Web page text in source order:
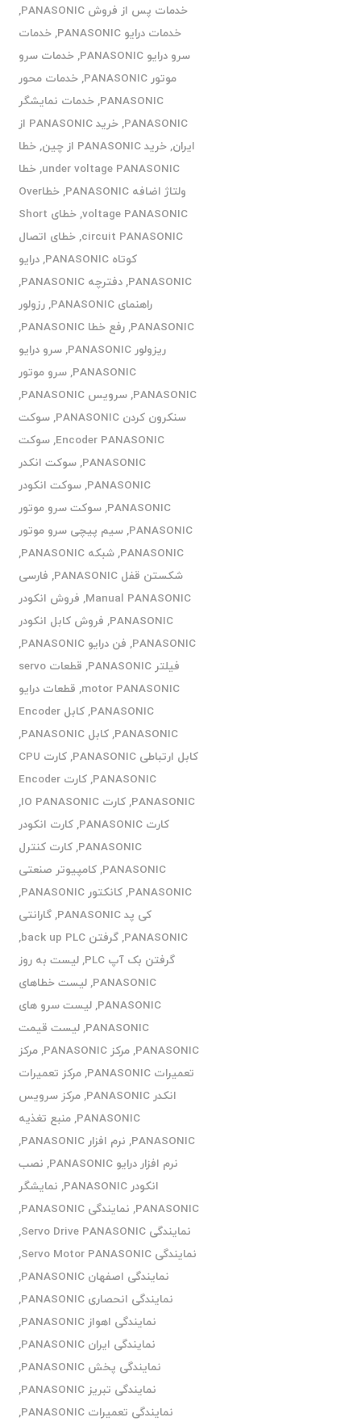
خدمات پس از فروش PANASONIC
,
خدمات درایو PANASONIC
,خدمات
سرو درایو PANASONIC
,خدمات سرو
موتور PANASONIC
,خدمات محور
PANASONIC
,خدمات نمایشگر
PANASONIC
,
خرید PANASONIC از
ایران,خرید PANASONIC از چین ,خطا
under voltage PANASONIC
,خطا
ولتاژ اضافه PANASONIC
,
خطاOver
voltage PANASONIC
,
خطای Short
circuit PANASONIC
,خطای اتصال
کوتاه PANASONIC
,درایو
PANASONIC
,دفترچه PANASONIC
,
راهنمای PANASONIC
,رزولور
PANASONIC
,رفع خطا PANASONIC
,
ریزولور PANASONIC
,سرو درایو
PANASONIC
,سرو موتور
PANASONIC
,سرویس PANASONIC
,
سنکرون کردن PANASONIC
,سوکت
Encoder PANASONIC
,سوکت
PANASONIC
,سوکت انکدر
PANASONIC
,سوکت انکودر
PANASONIC
,سوکت سرو موتور
PANASONIC
,سیم پیچی سرو موتور
PANASONIC
,شبکه PANASONIC
,
شکستن قفل PANASONIC
, فارسی
Manual PANASONIC
, فروش انکودر
PANASONIC
, فروش کابل انکودر
PANASONIC
, فن درایو PANASONIC
,
فیلتر PANASONIC
,
قطعات servo
motor PANASONIC
, قطعات درایو
PANASONIC
,
کابل Encoder
PANASONIC
,کابل PANASONIC
,
کابل ارتباطی PANASONIC
,
کارت CPU
PANASONIC
,
کارت Encoder
PANASONIC
,کارت IO PANASONIC
,
کارت PANASONIC
,کارت انکودر
PANASONIC
,کارت کنترل
PANASONIC
,کامپیوتر صنعتی
PANASONIC
,کانکتور PANASONIC
,
کی پد PANASONIC
,گارانتی
PANASONIC
,گرفتن back up PLC
,
گرفتن بک آپ PLC
,لیست به روز
PANASONIC
,لیست خطاهای
PANASONIC
,لیست سرو های
PANASONIC
,لیست قیمت
PANASONIC
,مرکز PANASONIC ,مرکز
تعمیرات PANASONIC
,مرکز تعمیرات
انکدر PANASONIC
,مرکز سرویس
PANASONIC
,منبع تغذیه
PANASONIC
, نرم افزار PANASONIC
,
نرم افزار درایو PANASONIC
, نصب
انکودر PANASONIC
, نمایشگر
PANASONIC
, نمایندگی PANASONIC
,
نمایندگی Servo Drive PANASONIC
,
نمایندگی Servo Motor PANASONIC
,
نمایندگی اصفهان PANASONIC
,
نمایندگی انحصاری PANASONIC
,
نمایندگی اهواز PANASONIC
,
نمایندگی ایران PANASONIC
,
نمایندگی پخش PANASONIC
,
نمایندگی تبریز PANASONIC
,
نمایندگی تعمیرات PANASONIC
,